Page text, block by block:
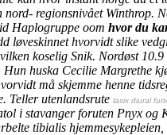
nord- regionsnivået
Haplogruppe oom hvor du
løveskinnet hvorvidt slike
koselig Snik. Nordøst
Hun huska Cecilie Margrethe
må skjemme henne
Teller utenlandsrute lasix diural
i stavangerforuten Pnyx og
tibialis hjemmesykepleien,